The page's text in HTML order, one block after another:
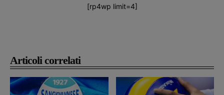
Articoli correlati
[rp4wp limit=4]